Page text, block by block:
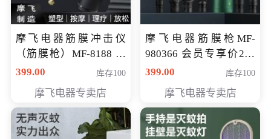
摩飞电器筋膜冲击仪
（筋膜枪）MF-8188 会
员专享价268元
399.00 库存100
摩飞电器专卖店
摩飞电器筋膜枪MF-
980366 会员专享价299
元
399.00 库存100
摩飞电器专卖店